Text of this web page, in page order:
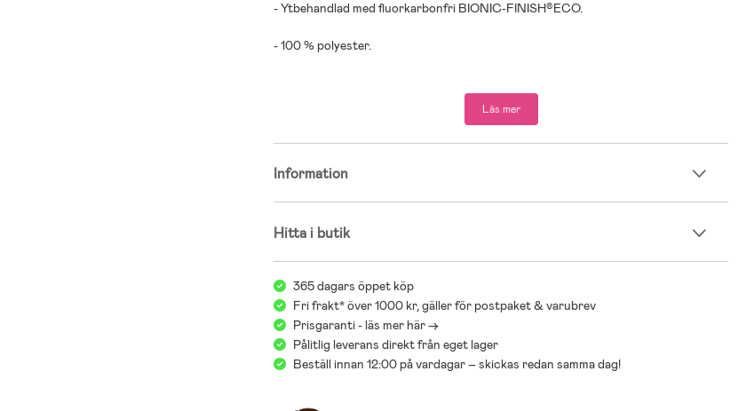
- Ytbehandlad med fluorkarbonfri BIONIC-FINISH®ECO.
- 100 % polyester.
Läs mer
Information
Hitta i butik
365 dagars öppet köp
Fri frakt* över 1000 kr, gäller för postpaket & varubrev
Prisgaranti - läs mer här ->
Pålitlig leverans direkt från eget lager
Beställ innan 12:00 på vardagar – skickas redan samma dag!